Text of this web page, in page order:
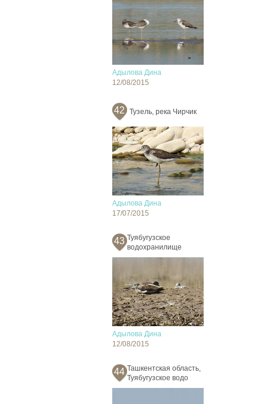
Адылова Дина
12/08/2015
42 Тузель, река Чирчик
Адылова Дина
17/07/2015
43 Туябугузское
водохранилище
Адылова Дина
12/08/2015
44 Ташкентская область,
Туябугузское водо